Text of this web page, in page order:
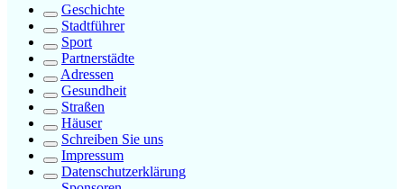
Geschichte
Stadtführer
Sport
Partnerstädte
Adressen
Gesundheit
Straßen
Häuser
Schreiben Sie uns
Impressum
Datenschutzerklärung